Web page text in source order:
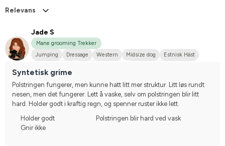
Relevans
Jade S
Mane grooming Trekker
Jumping
Dressage Western Midsize dog
Estnisk Häst
Syntetisk grime
Polstringen fungerer, men kunne hatt litt mer struktur. Litt løs rundt
nesen, men det fungerer. Lett å vaske, selv om polstringen blir litt
hard. Holder godt i kraftig regn, og spenner ruster ikke lett.
Holder godt
Gnir ikke
Polstringen blir hard ved vask